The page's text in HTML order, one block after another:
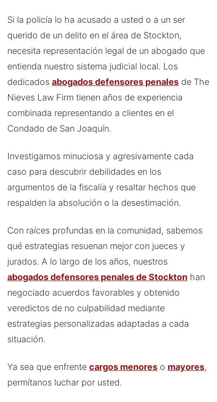
Si la policía lo ha acusado a usted o a un ser
querido de un delito en el área de Stockton,
necesita representación legal de un abogado que
entienda nuestro sistema judicial local. Los
dedicados abogados defensores penales de The
Nieves Law Firm tienen años de experiencia
combinada representando a clientes en el
Condado de San Joaquín.
Investigamos minuciosa y agresivamente cada
caso para descubrir debilidades en los
argumentos de la fiscalía y resaltar hechos que
respalden la absolución o la desestimación.
Con raíces profundas en la comunidad, sabemos
qué estrategias resuenan mejor con jueces y
jurados. A lo largo de los años, nuestros
abogados defensores penales de Stockton han
negociado acuerdos favorables y obtenido
veredictos de no culpabilidad mediante
estrategias personalizadas adaptadas a cada
situación.
Ya sea que enfrente cargos menores o mayores,
permítanos luchar por usted.